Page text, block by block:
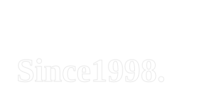
Since1998.